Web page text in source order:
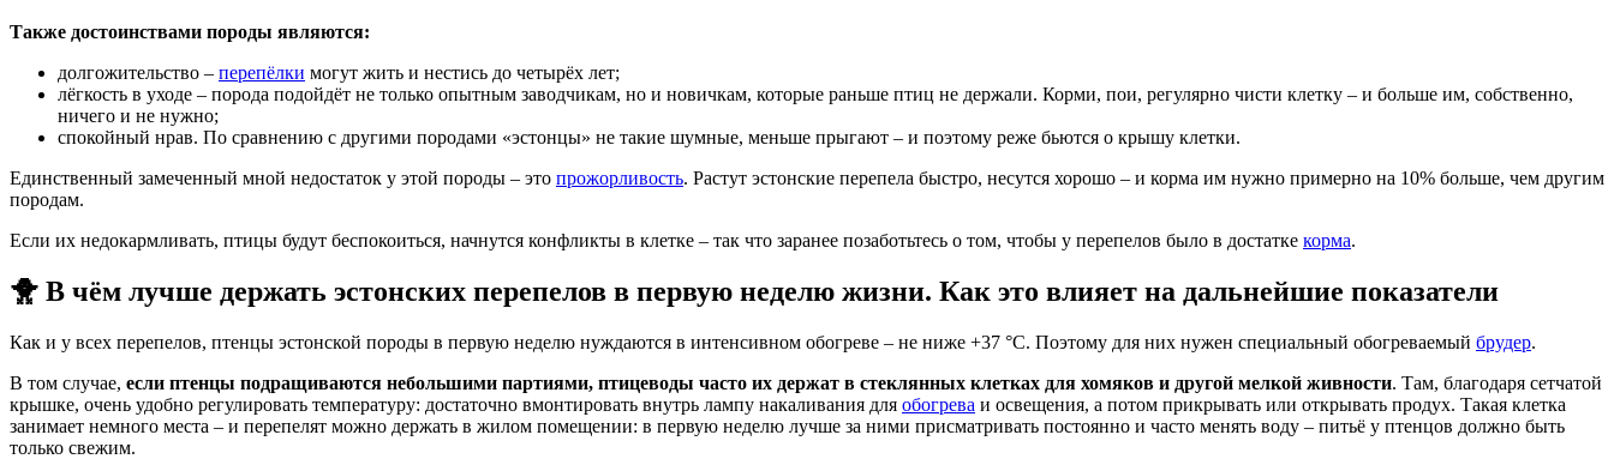
Также достоинствами породы являются:
долгожительство – перепёлки могут жить и нестись до четырёх лет;
лёгкость в уходе – порода подойдёт не только опытным заводчикам, но и новичкам, которые раньше птиц не держали. Корми, пои, регулярно чисти клетку – и больше им, собственно,
ничего и не нужно;
спокойный нрав. По сравнению с другими породами «эстонцы» не такие шумные, меньше прыгают – и поэтому реже бьются о крышу клетки.
Единственный замеченный мной недостаток у этой породы – это прожорливость. Растут эстонские перепела быстро, несутся хорошо – и корма им нужно примерно на 10% больше, чем другим
породам.
Если их недокармливать, птицы будут беспокоиться, начнутся конфликты в клетке – так что заранее позаботьтесь о том, чтобы у перепелов было в достатке корма.
🐥 В чём лучше держать эстонских перепелов в первую неделю жизни. Как это влияет на дальнейшие показатели
Как и у всех перепелов, птенцы эстонской породы в первую неделю нуждаются в интенсивном обогреве – не ниже +37 °C. Поэтому для них нужен специальный обогреваемый брудер.
В том случае, если птенцы подращиваются небольшими партиями, птицеводы часто их держат в стеклянных клетках для хомяков и другой мелкой живности. Там, благодаря сетчатой
крышке, очень удобно регулировать температуру: достаточно вмонтировать внутрь лампу накаливания для обогрева и освещения, а потом прикрывать или открывать продух. Такая клетка
занимает немного места – и перепелят можно держать в жилом помещении: в первую неделю лучше за ними присматривать постоянно и часто менять воду – питьё у птенцов должно быть
только свежим.